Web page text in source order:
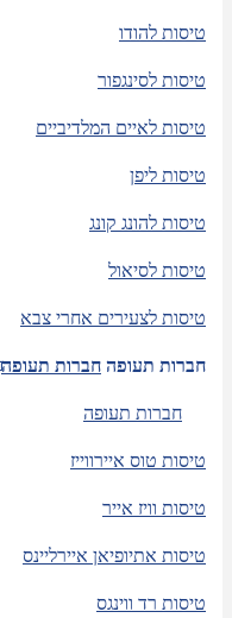
טיסות להודו
טיסות לסינגפור
טיסות לאיים המלדיביים
טיסות ליפן
טיסות להונג קונג
טיסות לסיאול
טיסות לצעירים אחרי צבא
חברות תעופה חברות תעופה
חברות תעופה
טיסות טוס איירווייז
טיסות וויז אייר
טיסות אתיופיאן איירליינס
טיסות רד ווינגס